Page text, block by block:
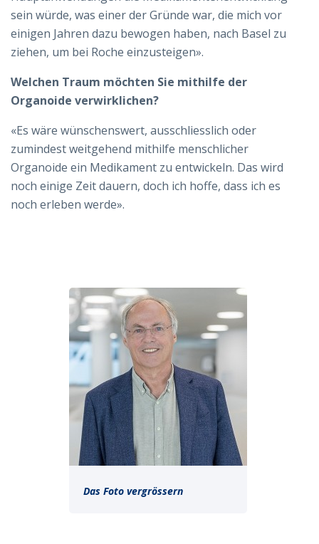
sein würde, was einer der Gründe war, die mich vor
einigen Jahren dazu bewogen haben, nach Basel zu
ziehen, um bei Roche einzusteigen».
Welchen Traum möchten Sie mithilfe der
Organoide verwirklichen?
«Es wäre wünschenswert, ausschliesslich oder
zumindest weitgehend mithilfe menschlicher
Organoide ein Medikament zu entwickeln. Das wird
noch einige Zeit dauern, doch ich hoffe, dass ich es
noch erleben werde».
Das Foto vergrössern